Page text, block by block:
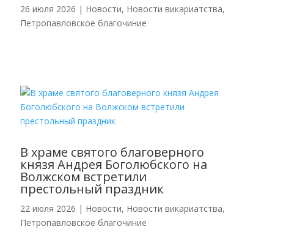
26 июля 2026 | Новости, Новости викариатства,
Петропавловское благочиние
В храме святого благоверного
князя Андрея Боголюбского на
Волжском встретили
престольный праздник
22 июля 2026 | Новости, Новости викариатства,
Петропавловское благочиние